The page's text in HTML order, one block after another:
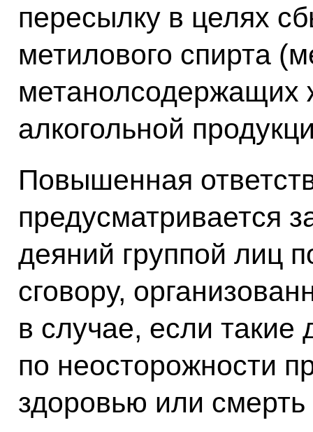
пересылку в целях
метилового спирта
метанолсодержащих
алкогольной
Повышенная
предусматривается
деяний группой лиц
сговору,
в случае, если такие
по неосторожности
здоровью или смерть